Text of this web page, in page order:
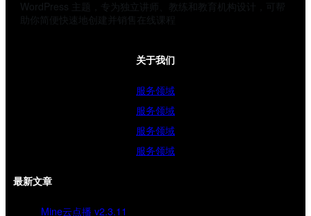
WordPress 主题，专为独立讲师、教练和教育机构设计，可帮
助你简便快速地创建并销售在线课程
关于我们
服务领域
服务领域
服务领域
服务领域
最新文章
Mine云点播 v2.3.11